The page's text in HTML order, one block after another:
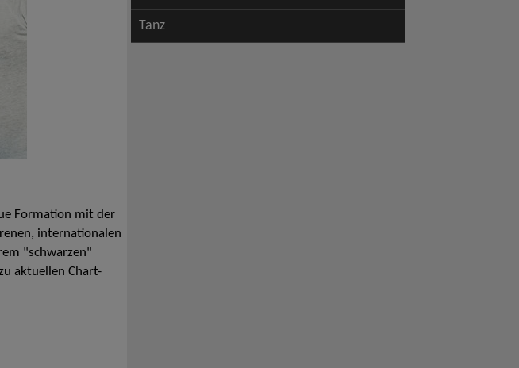
Formation mit der
internationalen
"schwarzen"
aktuellen Chart-
Tanz